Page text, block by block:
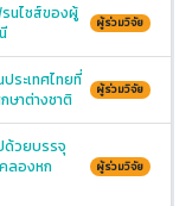
นไชส์ของผู้
ผู้ร่วมวิจัย
ระเทศไทยที่
ษาต่างชาติ
ผู้ร่วมวิจัย
ด้วยบรรจุ
ลองหก
ผู้ร่วมวิจัย